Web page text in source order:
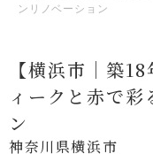
ンリノベーション
【横浜市｜築
ィークと赤で彩
ン
神奈川県横浜市